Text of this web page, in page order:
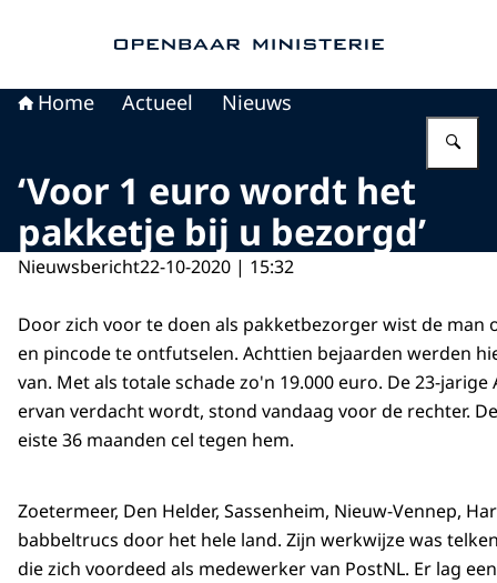
Home Actueel Nieuws
‘Voor 1 euro wordt het
pakketje bij u bezorgd’
Nieuwsbericht22-10-2020 | 15:32
Door zich voor te doen als pakketbezorger wist de man
en pincode te ontfutselen. Achttien bejaarden werden
van. Met als totale schade zo'n 19.000 euro. De 23-
ervan verdacht wordt, stond vandaag voor de rechter.
eiste 36 maanden cel tegen hem.
Zoetermeer, Den Helder, Sassenheim, Nieuw-Vennep,
babbeltrucs door het hele land. Zijn werkwijze was
die zich voordeed als medewerker van PostNL. Er lag